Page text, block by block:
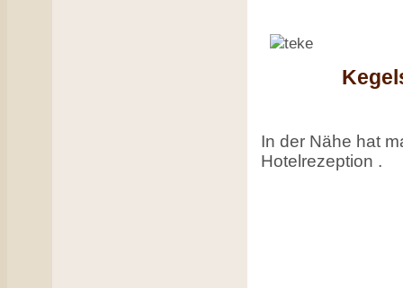
In der Nähe hat
Hotelrezeption .